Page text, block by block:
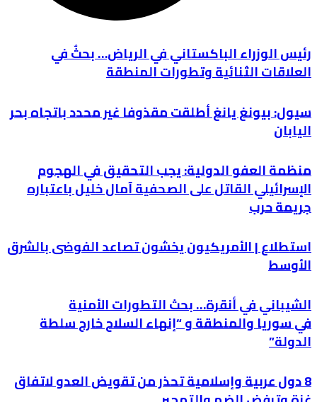
رئيس الوزراء الباكستاني في الرياض… بحثٌ في
العلاقات الثنائية وتطورات المنطقة
سيول: بيونغ يانغ أطلقت مقذوفا غير محدد باتجاه بحر
اليابان
منظمة العفو الدولية: يجب التحقيق في الهجوم
الإسرائيلي القاتل على الصحفية آمال خليل باعتباره
جريمة حرب
استطلاع | الأمريكيون يخشون تصاعد الفوضى بالشرق
الأوسط
الشيباني في أنقرة… بحث التطورات الأمنية
في سوريا والمنطقة و “إنهاء السلاح خارج سلطة
الدولة”
8 دول عربية وإسلامية تحذر من تقويض العدو لاتفاق